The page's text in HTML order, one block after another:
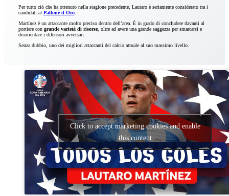
Per tutto ciò che ha ottenuto nella stagione precedente, Lautaro è seriamente considerato tra i
candidati al Pallone d Oro.
Martínez è un attaccante molto preciso dentro dell’area. È in grado di concludere davanti al
portiere con grande varietà di risorse, oltre ad avere una grande saggezza per smarcarsi e
disorientare i difensori avversari.
Senza dubbio, uno dei migliori attaccanti del calcio attuale al suo massimo livello.
Click to accept marketing cookies and enable
this content